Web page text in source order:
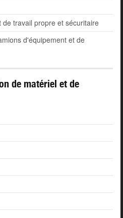
travail propre et sécuritaire
d'équipement et de
de matériel et de